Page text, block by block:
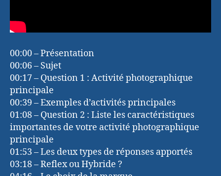
00:00 – Présentation
00:06 – Sujet
00:17 – Question 1 : Activité photographique
principale
00:39 – Exemples d’activités principales
01:08 – Question 2 : Liste les caractéristiques
importantes de votre activité photographique
principale
01:53 – Les deux types de réponses apportés
03:18 – Reflex ou Hybride ?